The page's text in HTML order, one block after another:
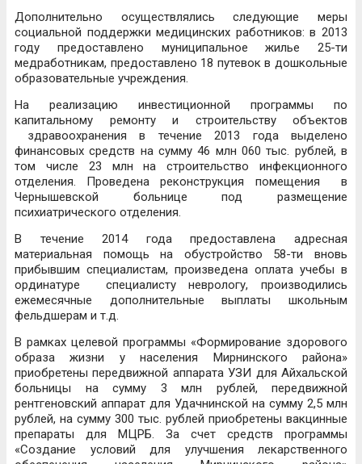
Дополнительно осуществлялись следующие меры
социальной поддержки медицинских работников: в 2013
году предоставлено муниципальное жилье 25-ти
медработникам, предоставлено 18 путевок в дошкольные
образовательные учреждения.
На реализацию инвестиционной программы по
капитальному ремонту и строительству объектов
здравоохранения в течение 2013 года выделено
финансовых средств на сумму 46 млн 060 тыс. рублей, в
том числе 23 млн на строительство инфекционного
отделения. Проведена реконструкция помещения в
Чернышевской больнице под размещение
психиатрического отделения.
В течение 2014 года предоставлена адресная
материальная помощь на обустройство 58-ти вновь
прибывшим специалистам, произведена оплата учебы в
ординатуре специалисту неврологу, производились
ежемесячные дополнительные выплаты школьным
фельдшерам и т.д.
В рамках целевой программы «Формирование здорового
образа жизни у населения Мирнинского района»
приобретены передвижной аппарата УЗИ для Айхальской
больницы на сумму 3 млн рублей, передвижной
рентгеновский аппарат для Удачнинской на сумму 2,5 млн
рублей, на сумму 300 тыс. рублей приобретены вакцинные
препараты для МЦРБ. За счет средств программы
«Создание условий для улучшения лекарственного